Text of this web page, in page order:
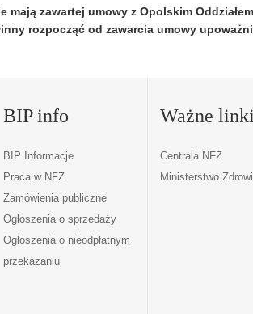
mają zawartej umowy z Opolskim
rozpocząć od zawarcia umowy
BIP info
BIP Informacje
Praca w NFZ
Zamówienia publiczne
Ogłoszenia o sprzedaży
Ogłoszenia o nieodpłatnym
przekazaniu
Ważne linki
Centrala NFZ
Ministerstwo